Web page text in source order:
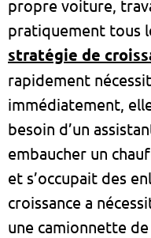
propre voiture,
pratiquement tous
stratégie de
rapidement
immédiatement,
besoin d’un
embaucher un
et s’occupait des
croissance a
une camionnette